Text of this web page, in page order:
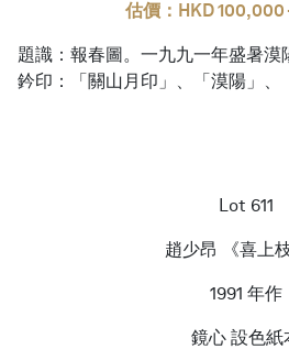
估價：HKD 100,000
題識：報春圖。一九九一年盛暑漠
鈐印：「關山月印」、「漠陽」、
Lot 611
趙少昂 《喜上枝
1991 年作
鏡心 設色紙